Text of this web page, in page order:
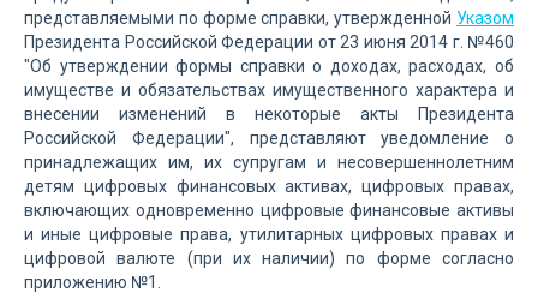
представляемыми по форме справки, утвержденной Указом
Президента Российской Федерации от 23 июня 2014 г. №460
"Об утверждении формы справки о доходах, расходах, об
имуществе и обязательствах имущественного характера и
внесении изменений в некоторые акты Президента
Российской Федерации", представляют уведомление о
принадлежащих им, их супругам и несовершеннолетним
детям цифровых финансовых активах, цифровых правах,
включающих одновременно цифровые финансовые активы
и иные цифровые права, утилитарных цифровых правах и
цифровой валюте (при их наличии) по форме согласно
приложению №1.